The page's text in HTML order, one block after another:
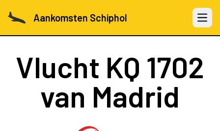
Aankomsten Schiphol Open
Vlucht KQ 1702
van Madrid